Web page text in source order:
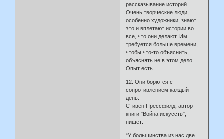
рассказывание историй.
Очень творческие люди,
особенно художники, знают
это и вплетают истории во
все, что они делают. Им
требуется больше времени,
чтобы что-то объяснить,
объяснять не в этом дело.
Опыт есть.
12. Они борются с
сопротивлением каждый
день.
Стивен Прессфилд, автор
книги "Война искусств",
пишет:
“У большинства из нас две